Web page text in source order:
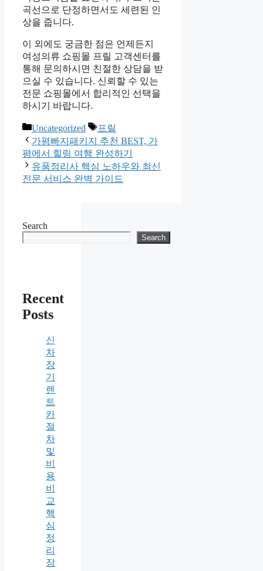
곡선으로 단정하면서도 세련된 인
상을 줍니다.
이 외에도 궁금한 점은 언제든지
여성의류 쇼핑몰 프릴 고객센터를
통해 문의하시면 친절한 상담을 받
으실 수 있습니다. 신뢰할 수 있는
전문 쇼핑몰에서 합리적인 선택을
하시기 바랍니다.
Categories
Uncategorized Tags
프릴
가평빠지패키지 추천 BEST, 가
평에서 힐링 여행 완성하기
유품정리사 핵심 노하우와 최신
전문 서비스 완벽 가이드
Search
Search
Recent
Posts
신
차
장
기
렌
트
카
절
차
및
비
용
비
교
핵
심
정
리
장